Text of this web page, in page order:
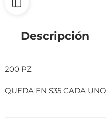
Descripción
200 PZ
QUEDA EN $35 CADA UNO